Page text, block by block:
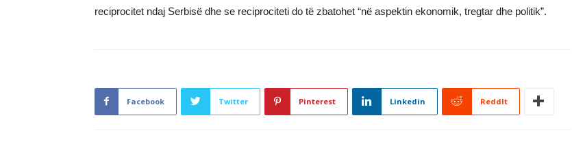
reciprocitet ndaj Serbisë dhe se reciprociteti do të zbatohet “në aspektin ekonomik, tregtar dhe politik”.
Facebook Twitter Pinterest Linkedin ReddIt